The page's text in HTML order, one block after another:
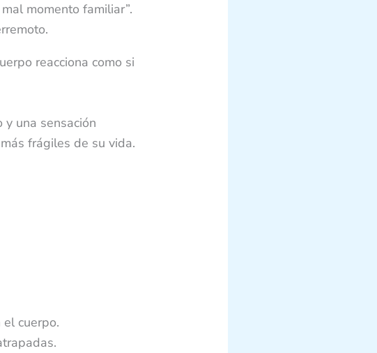
momento familiar”.
reacciona como si
una sensación
frágiles de su vida.
cuerpo.